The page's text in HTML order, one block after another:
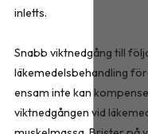
inletts.
Snabb viktnedgång till
läkemedelsbehandling
ensam inte kan
viktnedgången vid